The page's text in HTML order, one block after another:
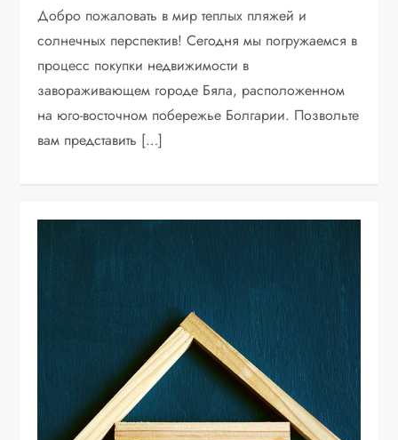
Добро пожаловать в мир теплых пляжей и
солнечных перспектив! Сегодня мы погружаемся в
процесс покупки недвижимости в
завораживающем городе Бяла, расположенном
на юго-восточном побережье Болгарии. Позвольте
вам представить […]